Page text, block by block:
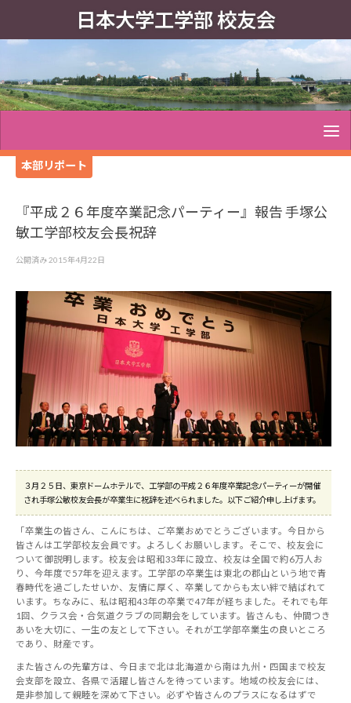
日本大学工学部 校友会
本部リポート
『平成２６年度卒業記念パーティー』報告 手塚公
敏工学部校友会長祝辞
公開済み2015年4月22日
３月２５日、東京ドームホテルで、工学部の平成２６年度卒業記念パーティーが開催
され手塚公敏校友会長が卒業生に祝辞を述べられました。以下ご紹介申し上げます。
「卒業生の皆さん、こんにちは、ご卒業おめでとうございます。今日から
皆さんは工学部校友会員です。よろしくお願いします。そこで、校友会に
ついて御説明します。校友会は昭和33年に設立、校友は全国で約6万人お
り、今年度で57年を迎えます。工学部の卒業生は東北の郡山という地で青
春時代を過ごしたせいか、友情に厚く、卒業してからも太い絆で結ばれて
います。ちなみに、私は昭和43年の卒業で47年が経ちました。それでも年
1回、クラス会・合気道クラブの同期会をしています。皆さんも、仲間つき
あいを大切に、一生の友として下さい。それが工学部卒業生の良いところ
であり、財産です。
また皆さんの先輩方は、今日まで北は北海道から南は九州・四国まで校友
会支部を設立、各県で活躍し皆さんを待っています。地域の校友会には、
是非参加して親睦を深めて下さい。必ずや皆さんのプラスになるはずで